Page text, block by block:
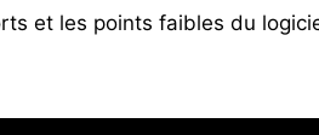
et les points faibles du